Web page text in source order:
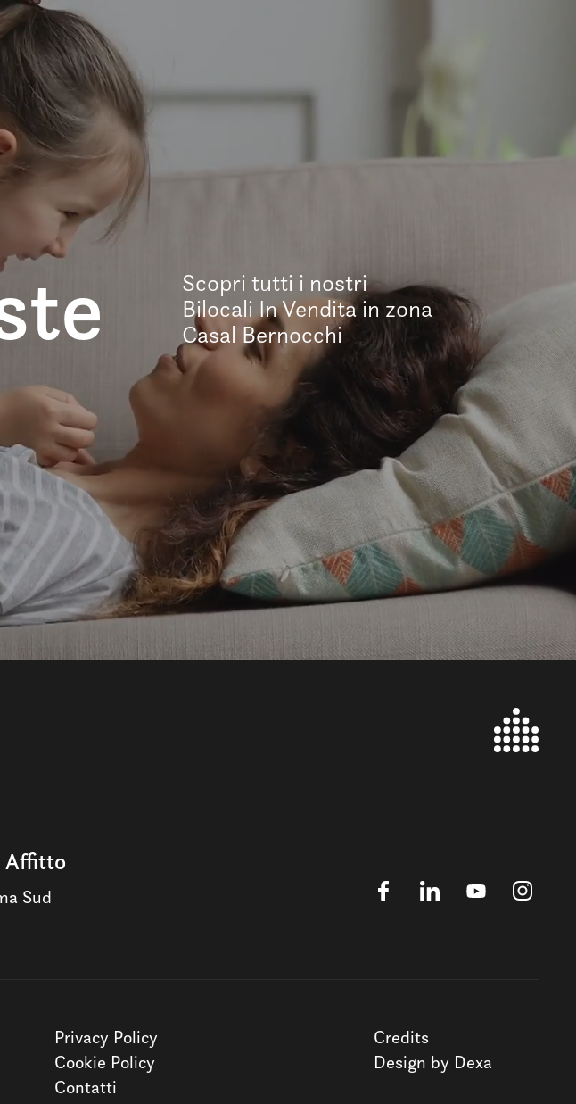
Scopri tutti i nostri
Bilocali In Vendita in zona
Casal Bernocchi
Affitto
Sud
Privacy Policy
Cookie Policy
Contatti
Credits
Design by Dexa